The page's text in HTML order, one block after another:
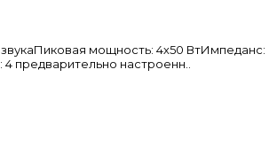
мощность: 4х50 ВтИмпеданс:
предварительно настроенн..